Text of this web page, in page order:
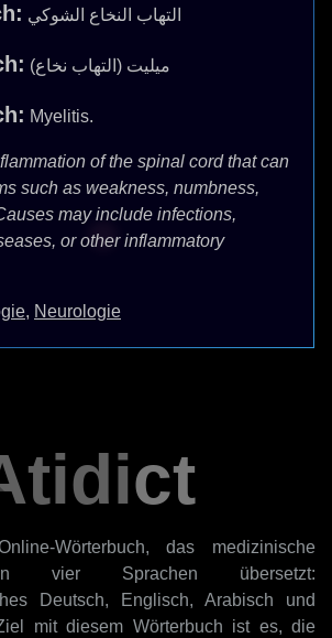
التهاب النخاع الشوكي
میلیت (التهاب نخاع)
Myelitis.
of the spinal cord that can
such as weakness, numbness,
may include infections,
or other inflammatory
, Neurologie
Wörterbuch, das medizinische
in vier Sprachen übersetzt:
Deutsch, Englisch, Arabisch und
mit diesem Wörterbuch ist es, die